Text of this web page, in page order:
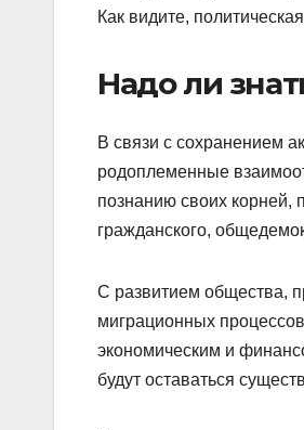
Как видите,
Надо ли
В связи с сохранением
родоплеменные
познанию своих корней,
гражданского,
С развитием общества,
миграционных
экономическим и
будут оставаться